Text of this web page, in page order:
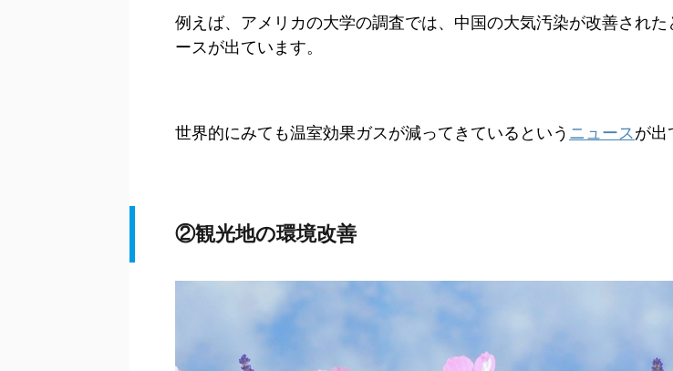
例えば、アメリカの大学の調査では、中国の大気汚染が改善された
ースが出ています。
世界的にみても温室効果ガスが減ってきているという ニュースが出
②観光地の環境改善